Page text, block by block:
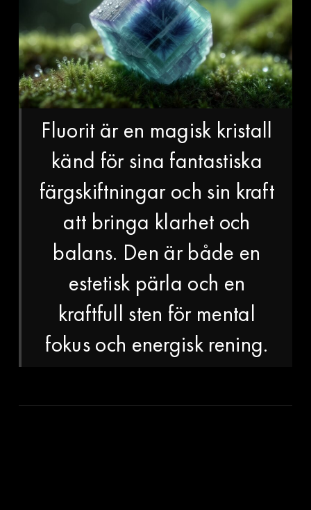
Fluorit är en magisk kristall
känd för sina fantastiska
färgskiftningar och sin kraft
att bringa klarhet och
balans. Den är både en
estetisk pärla och en
kraftfull sten för mental
fokus och energisk rening.